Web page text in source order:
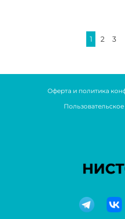
1 2 3
Оферта и политика